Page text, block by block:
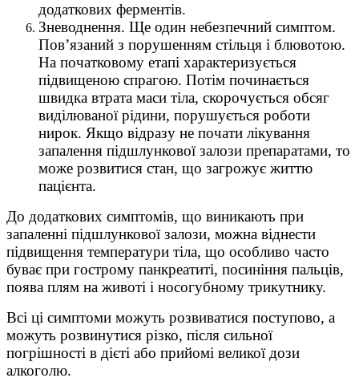
додаткових ферментів.
Зневоднення. Ще один небезпечний симптом.
Пов’язаний з порушенням стільця і блювотою.
На початковому етапі характеризується
підвищеною спрагою. Потім починається
швидка втрата маси тіла, скорочується обсяг
виділюваної рідини, порушується роботи
нирок. Якщо відразу не почати лікування
запалення підшлункової залози препаратами, то
може розвитися стан, що загрожує життю
пацієнта.
До додаткових симптомів, що виникають при
запаленні підшлункової залози, можна віднести
підвищення температури тіла, що особливо часто
буває при гострому панкреатиті, посиніння пальців,
поява плям на животі і носогубному трикутнику.
Всі ці симптоми можуть розвиватися поступово, а
можуть розвинутися різко, після сильної
погрішності в дієті або прийомі великої дози
алкоголю.